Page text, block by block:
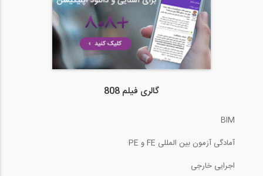
گالری فیلم 808
BIM
آمادگی آزمون بین المللی FE و PE
اجرایی خارجی